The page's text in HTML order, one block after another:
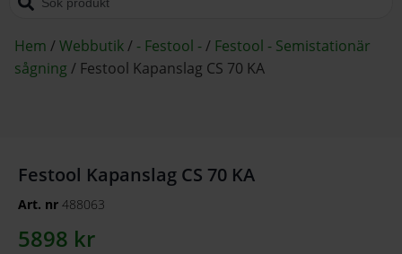
Hem /Webbutik/ - Festool -/ Festool - Semistationär
sågning / Festool Kapanslag CS 70 KA
Festool Kapanslag CS 70 KA
Art. nr 488063
5898 kr